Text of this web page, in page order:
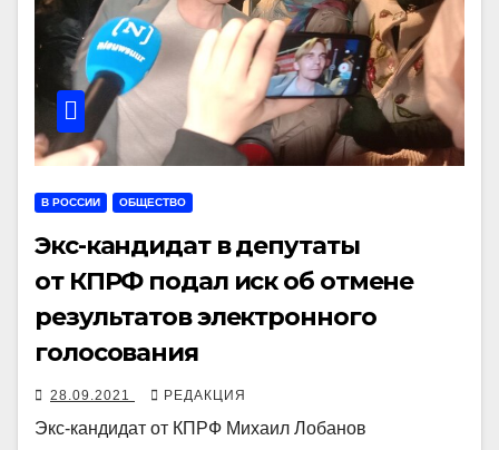
В РОССИИ ОБЩЕСТВО
Экс-кандидат в депутаты
от КПРФ подал иск об отмене
результатов электронного
голосования
28.09.2021 РЕДАКЦИЯ
Экс-кандидат от КПРФ Михаил Лобанов